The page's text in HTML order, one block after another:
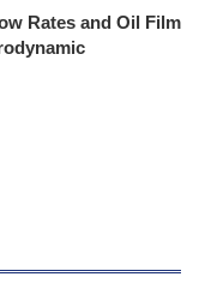
Rates and Oil Film